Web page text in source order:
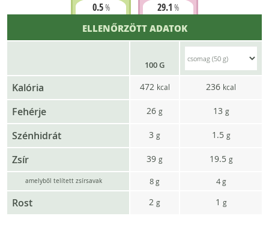
0.5% 29.1 %
ELLENŐRZÖTT ADATOK
100 G
Kalória 472 kcal 236 kcal
Fehérje 26 g 13 g
Szénhidrát 3 g 1.5 g
Zsír 39 g 19.5 g
amelyből telített zsírsavak 8g 4 g
Rost 2 g 1 g